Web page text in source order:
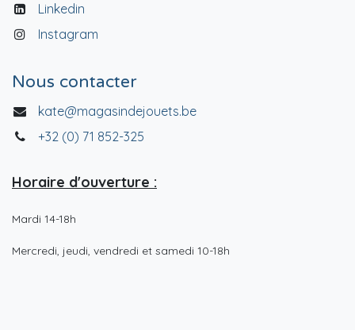
Linkedin
Instagram
Nous contacter
kate@magasindejouets.be
+32 (0) 71 852-325
Horaire d'ouverture :
Mardi 14-18h
Mercredi, jeudi, vendredi et samedi 10-18h